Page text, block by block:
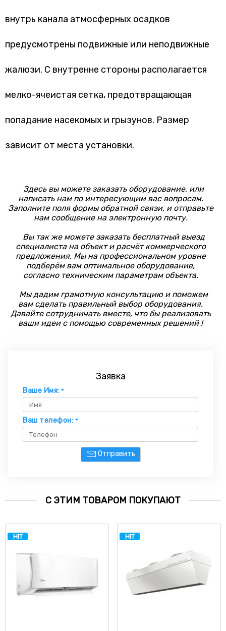
внутрь канала атмосферных осадков
предусмотрены подвижные или неподвижные
жалюзи. С внутренне стороны располагается
мелко-ячеистая сетка, предотвращающая
попадание насекомых и грызунов. Размер
зависит от места установки.
Здесь вы можете заказать оборудование, или
написать нам по интересующим вас вопросам.
Заполните поля формы обратной связи, и отправьте
нам сообщение на электронную почту.
Вы так же можете заказать бесплатный выезд
специалиста на объект и расчёт коммерческого
предложения. Мы на профессиональном уровне
подберём вам оптимальное оборудование,
согласно техническим параметрам объекта.
Мы дадим грамотную консультацию и поможем
вам сделать правильный выбор оборудования.
Давайте сотрудничать вместе, что бы реализовать
ваши идеи с помощью современных решений !
Заявка
Ваше Имя: *
Ваш телефон: *
Отправить
С ЭТИМ ТОВАРОМ ПОКУПАЮТ
HIT HIT